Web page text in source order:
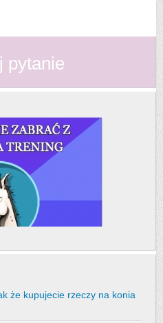
pytanie
że kupujecie rzeczy na konia